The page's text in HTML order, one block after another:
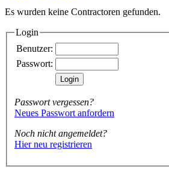
Es wurden keine Contractoren gefunden.
Login
Benutzer:
Passwort:
Passwort vergessen?
Neues Passwort anfordern
Noch nicht angemeldet?
Hier neu registrieren